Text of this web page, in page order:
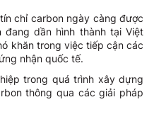
chỉ carbon ngày càng được
dần hình thành tại Việt
khăn trong việc tiếp cận các
nhận quốc tế.
trong quá trình xây dựng
thông qua các giải pháp